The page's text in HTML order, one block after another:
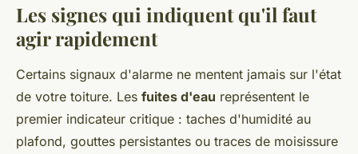
Les signes qui indiquent qu'il faut
agir rapidement
Certains signaux d'alarme ne mentent jamais sur l'état
de votre toiture. Les fuites d'eau représentent le
premier indicateur critique : taches d'humidité au
plafond, gouttes persistantes ou traces de moisissure